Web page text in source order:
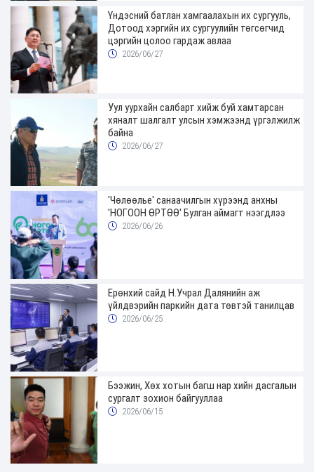
Үндэсний батлан хамгаалахын их сургууль,
Дотоод хэргийн их сургуулийн төгсөгчид
цэргийн цолоо гардаж авлаа
2026/06/27
Уул уурхайн салбарт хийж буй хамтарсан
хяналт шалгалт улсын хэмжээнд үргэлжилж
байна
2026/06/27
'Чөлөөлье' санаачилгын хүрээнд анхны
'НОГООН ӨРТӨӨ' Булган аймагт нээгдлээ
2026/06/26
Ерөнхий сайд Н.Учрал Далянийн аж
үйлдвэрийн паркийн дата төвтэй танилцав
2026/06/25
Бээжин, Хөх хотын багш нар хийн дасгалын
сургалт зохион байгууллаа
2026/06/15